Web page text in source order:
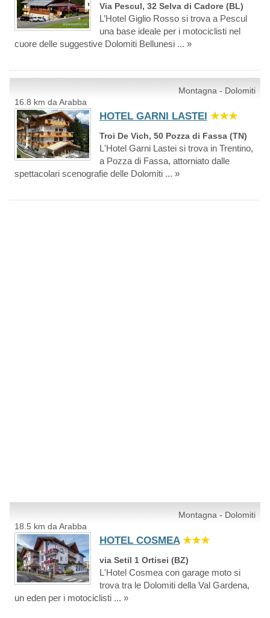
Via Pescul, 32 Selva di Cadore (BL)
L’Hotel Giglio Rosso si trova a Pescul
una base ideale per i motociclisti nel
cuore delle suggestive Dolomiti Bellunesi ... »
Montagna - Dolomiti
16.8 km da Arabba
HOTEL GARNI LASTEI ★★★
Troi De Vich, 50 Pozza di Fassa (TN)
L'Hotel Garni Lastei si trova in Trentino,
a Pozza di Fassa, attorniato dalle
spettacolari scenografie delle Dolomiti ... »
Montagna - Dolomiti
18.5 km da Arabba
HOTEL COSMEA ★★★
via Setil 1 Ortisei (BZ)
L'Hotel Cosmea con garage moto si
trova tra le Dolomiti della Val Gardena,
un eden per i motociclisti ... »